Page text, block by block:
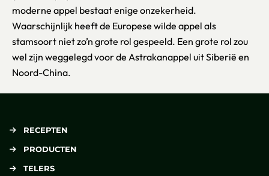
moderne appel bestaat enige onzekerheid.
Waarschijnlijk heeft de Europese wilde appel als
stamsoort niet zo’n grote rol gespeeld. Een grote rol zou
wel zijn weggelegd voor de Astrakanappel uit Siberië en
Noord-China.
RECEPTEN
PRODUCTEN
TELERS